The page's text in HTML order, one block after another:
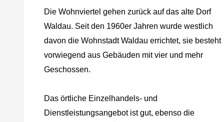
Die Wohnviertel gehen zurück auf das alte Dorf
Waldau. Seit den 1960er Jahren wurde westlich
davon die Wohnstadt Waldau errichtet, sie besteht
vorwiegend aus Gebäuden mit vier und mehr
Geschossen.
Das örtliche Einzelhandels‐ und
Dienstleistungsangebot ist gut, ebenso die